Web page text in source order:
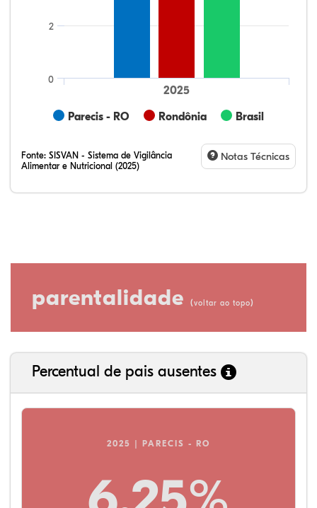
Parecis - RO Rondônia Brasil
2025
0
2
Fonte: SISVAN - Sistema de Vigilância
Alimentar e Nutricional (2025)
Notas Técnicas
parentalidade (voltar ao topo)
Percentual de pais ausentes
2025 | PARECIS - RO